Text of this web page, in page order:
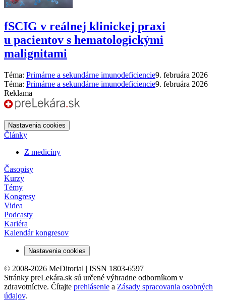
fSCIG v reálnej klinickej praxi
u pacientov s hematologickými
malignitami
Téma: Primárne a sekundárne imunodeficiencie9. februára 2026
Téma: Primárne a sekundárne imunodeficiencie9. februára 2026
Reklama
Nastavenia cookies
Články
Z medicíny
Časopisy
Kurzy
Témy
Kongresy
Videa
Podcasty
Kariéra
Kalendár kongresov
Nastavenia cookies
© 2008-2026 MeDitorial | ISSN 1803-6597
Stránky preLekára.sk sú určené výhradne odborníkom v
zdravotníctve. Čítajte prehlásenie a Zásady spracovania osobných
údajov.